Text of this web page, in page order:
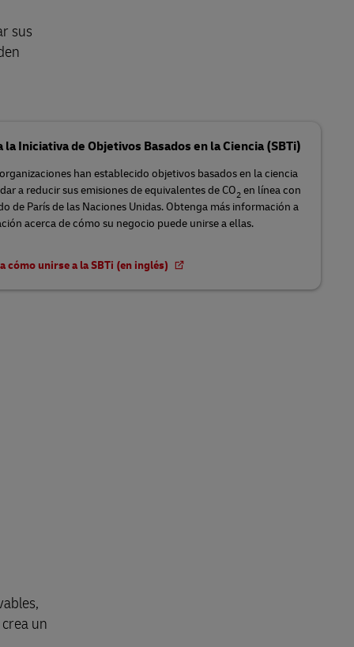
sus
la Iniciativa de Objetivos Basados en la Ciencia (SBTi)
han establecido objetivos basados en la ciencia
a reducir sus emisiones de equivalentes de CO2en línea con
de París de las Naciones Unidas. Obtenga más información a
acerca de cómo su negocio puede unirse a ellas.
cómo unirse a la SBTi (en inglés)
un